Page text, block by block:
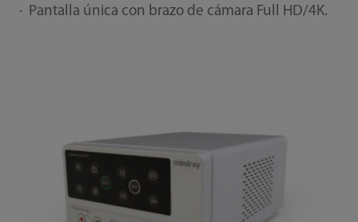
· Pantalla única con brazo de cámara Full HD/4K.